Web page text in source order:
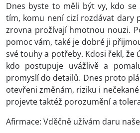
Dnes byste to měli být vy, kdo se
tím, komu není cizí rozdávat dary
zrovna prožívají hmotnou nouzi.
pomoc vám, také je dobré ji
své touhy a potřeby. Kdosi řekl, že
kdo postupuje uvážlivě a
promyslí do detailů. Dnes proto
otevřeni změnám, riziku i
projevte taktéž porozumění a
Afirmace: Vděčně užívám daru